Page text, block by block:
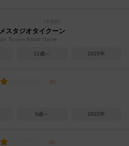
スタジオタイクーン
Tycoon Board Game
12歳～ 2025年
8歳～ 2022年